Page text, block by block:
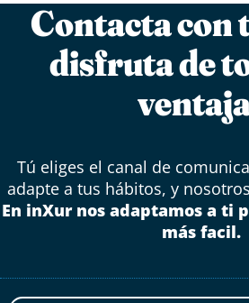
Contacta con
disfruta de
Tú eliges el canal de
adapte a tus hábitos, y
En inXur nos adaptamos a ti
más facil.